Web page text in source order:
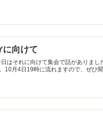
向けて
はそれに向けて集会で話がありまし
10月4日19時に流れますので、ぜひ